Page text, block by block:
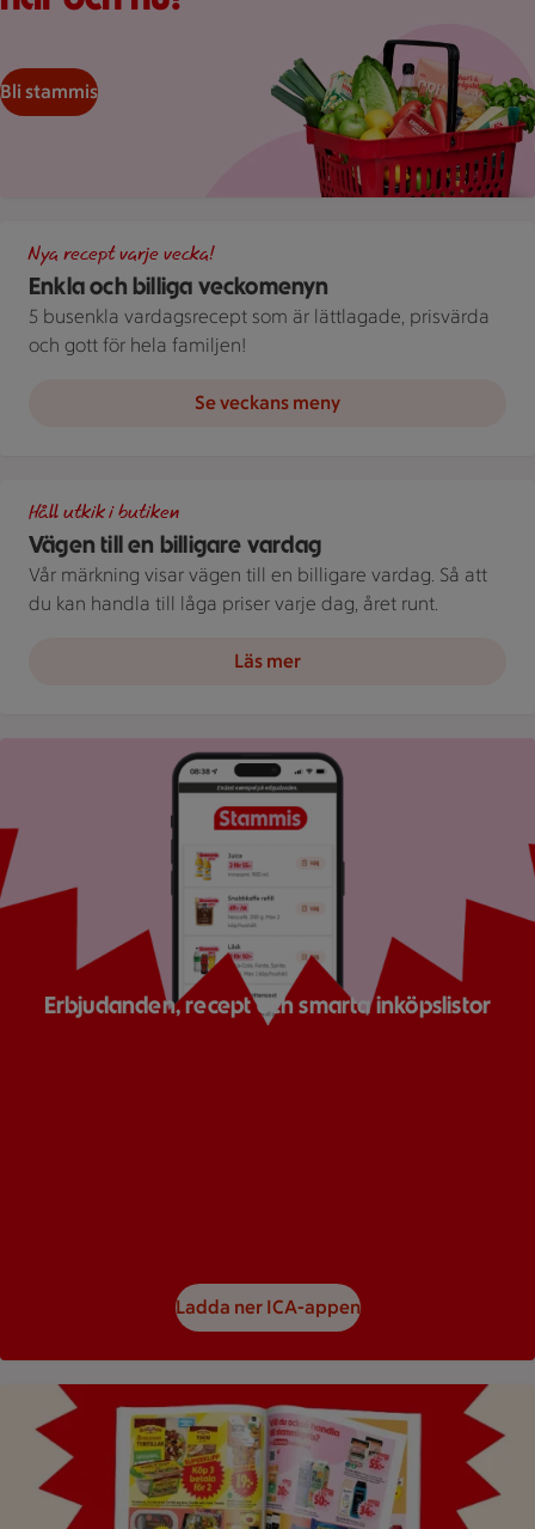
Bli stammis
Enkla och billiga veckomenyn
Nya recept varje vecka!
5 busenkla vardagsrecept som är lättlagade, prisvärda
och gott för hela familjen!
Se veckans meny
Vägen till en billigare vardag
Håll utkik i butiken
Vår märkning visar vägen till en billigare vardag. Så att
du kan handla till låga priser varje dag, året runt.
Läs mer
Bild på mobil som visar ICA appen
Erbjudanden, recept och smarta inköpslistor
Ladda ner ICA-appen
Bild på ett reklamblad